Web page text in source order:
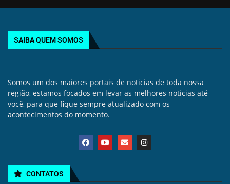
SAIBA QUEM SOMOS
Somos um dos maiores portais de noticias de toda nossa
região, estamos focados em levar as melhores noticias até
você, para que fique sempre atualizado com os
acontecimentos do momento.
CONTATOS